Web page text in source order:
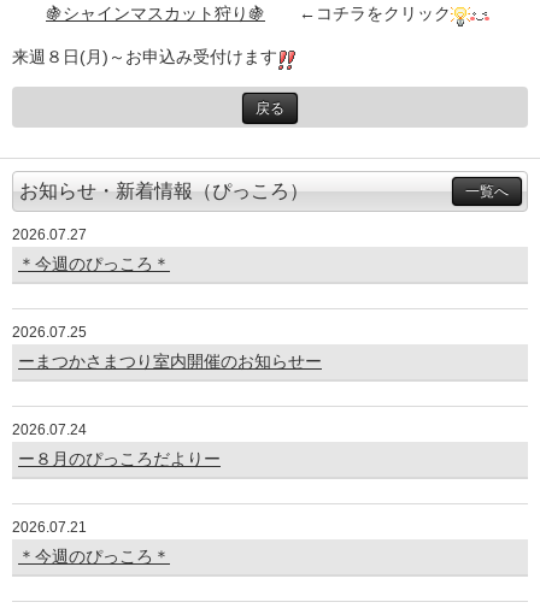
🍇シャインマスカット狩り🍇 ←コチラをクリック
来週８日(月)～お申込み受付けます
戻る
お知らせ・新着情報（ぴっころ） 一覧へ
2026.07.27
＊今週のぴっころ＊
2026.07.25
ーまつかさまつり室内開催のお知らせー
2026.07.24
ー８月のぴっころだよりー
2026.07.21
＊今週のぴっころ＊